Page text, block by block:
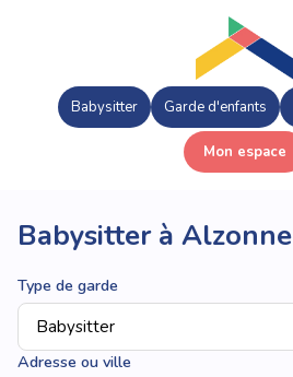
Babysitter Garde d'enfants
Mon espace
Babysitter à Alzonne
Type de garde
Adresse ou ville